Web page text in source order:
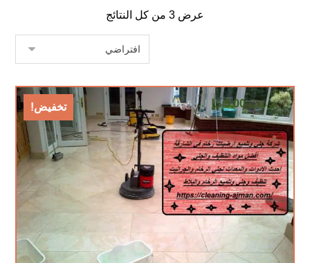
عرض ⁦3⁩ من كل النتائج
تخفيض! 10,00 د.إ 5,00 د.إ